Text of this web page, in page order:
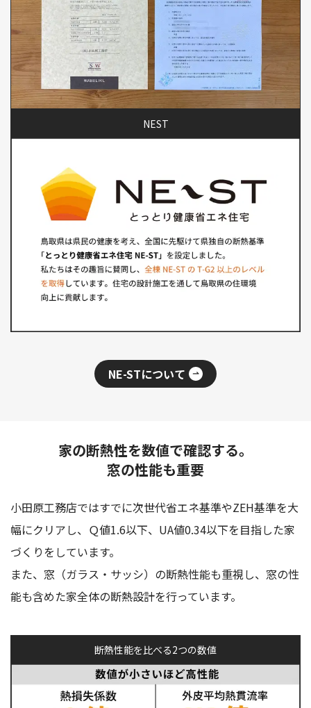
NEST
NE-STについて
家の断熱性を数値で確認する。
窓の性能も重要
小田原工務店ではすでに次世代省エネ基準やZEH基準を大
幅にクリアし、Ｑ値1.6以下、UA値0.34以下を目指した家
づくりをしています。
また、窓（ガラス・サッシ）の断熱性能も重視し、窓の性
能も含めた家全体の断熱設計を行っています。
断熱性能を比べる2つの数値